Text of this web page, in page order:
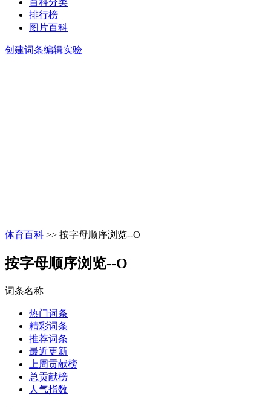
百科分类
排行榜
图片百科
创建词条编辑实验
体育百科 >> 按字母顺序浏览--O
按字母顺序浏览--O
词条名称
热门词条
精彩词条
推荐词条
最近更新
上周贡献榜
总贡献榜
人气指数